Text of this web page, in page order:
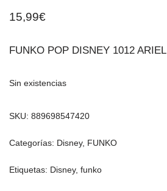
15,99€
FUNKO POP DISNEY 1012 ARIEL
Sin existencias
SKU: 889698547420
Categorías: Disney, FUNKO
Etiquetas: Disney, funko